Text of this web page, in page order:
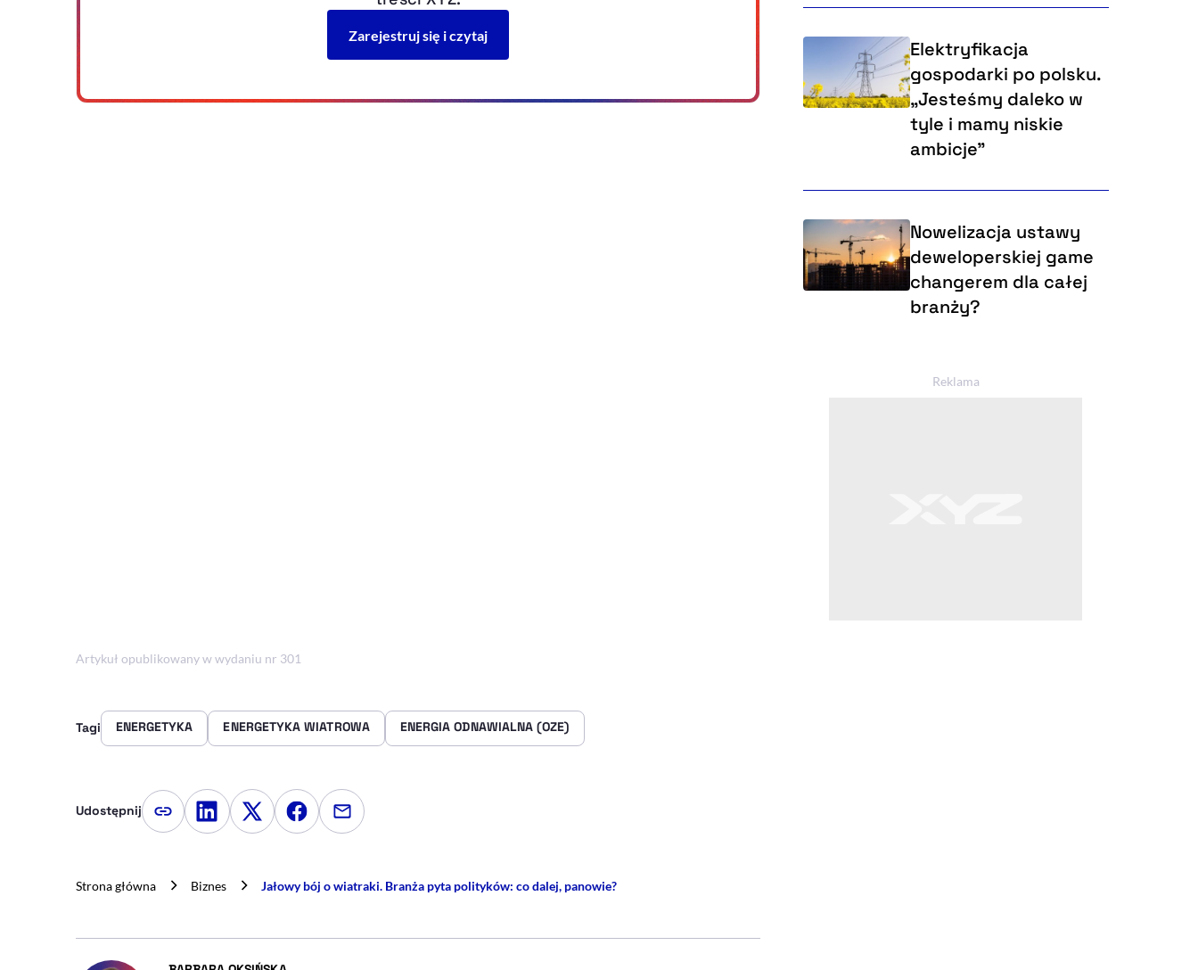
Elektryfikacja
gospodarki po polsku.
„Jesteśmy daleko w
tyle i mamy niskie
ambicje”
Nowelizacja ustawy
deweloperskiej game
changerem dla całej
branży?
Artykuł opublikowany w wydaniu nr 301
Tagi ENERGETYKA ENERGETYKA WIATROWA ENERGIA ODNAWIALNA (OZE)
Udostępnij Kopiuj link artykułu
Udostępnij na LinkedIn
Udostępnij na Twitterze
Udostępnij na Facebooku
Udostępnij przez e-mail
Strona główna Biznes Jałowy bój o wiatraki. Branża pyta polityków: co dalej, panowie?